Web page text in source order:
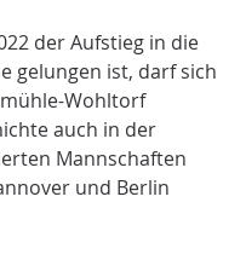
der Aufstieg in die
gelungen ist, darf sich
Wohltorf
auch in der
Mannschaften
und Berlin